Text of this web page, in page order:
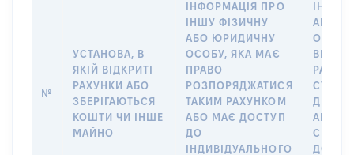
№
УСТАНОВА, В
ЯКІЙ ВІДКРИТІ
РАХУНКИ АБО
ЗБЕРІГАЮТЬСЯ
КОШТИ ЧИ ІНШЕ
МАЙНО
ІНФОРМАЦІЯ ПРО
ІНШУ ФІЗИЧНУ
АБО ЮРИДИЧНУ
ОСОБУ, ЯКА МАЄ
ПРАВО
РОЗПОРЯДЖАТИСЯ
ТАКИМ РАХУНКОМ
АБО МАЄ ДОСТУП
ДО
ІНДИВІДУАЛЬНОГО
ІНШУ
АБО
АБО
СІМ’Ї